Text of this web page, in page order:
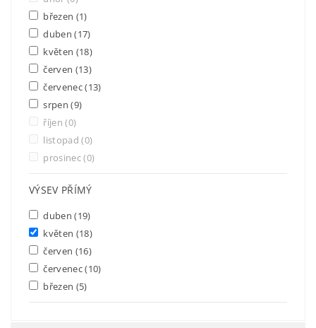
březen (1)
duben(17)
květen (18)
červen (13)
červenec(13)
srpen(9)
říjen(0)
listopad(0)
prosinec(0)
VÝSEV PŘÍMÝ
duben(19)
květen (18)
červen (16)
červenec(10)
březen (5)